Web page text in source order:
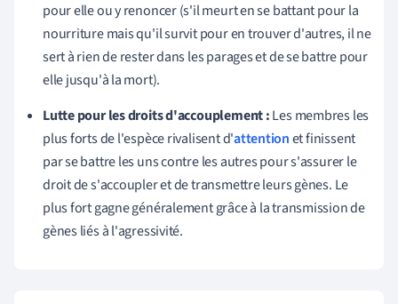
pour elle ou y renoncer (s'il meurt en se battant pour la
nourriture mais qu'il survit pour en trouver d'autres, il ne
sert à rien de rester dans les parages et de se battre pour
elle jusqu'à la mort).
Lutte pour les droits d'accouplement :Les membres les
plus forts de l'espèce rivalisent d'attentionet finissent
par se battre les uns contre les autres pour s'assurer le
droit de s'accoupler et de transmettre leurs gènes. Le
plus fort gagne généralement grâce à la transmission de
gènes liés à l'agressivité.